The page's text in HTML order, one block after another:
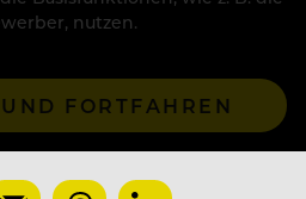
nutzen.
FORTFAHREN